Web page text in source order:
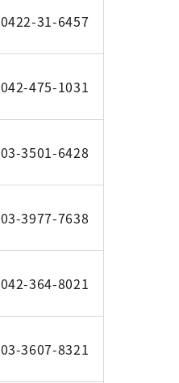
0422-31-6457
042-475-1031
03-3501-6428
03-3977-7638
042-364-8021
03-3607-8321